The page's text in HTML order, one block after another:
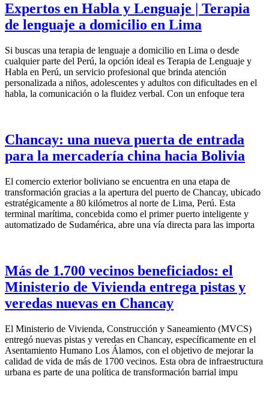
Expertos en Habla y Lenguaje | Terapia
de lenguaje a domicilio en Lima
Si buscas una terapia de lenguaje a domicilio en Lima o desde
cualquier parte del Perú, la opción ideal es Terapia de Lenguaje y
Habla en Perú, un servicio profesional que brinda atención
personalizada a niños, adolescentes y adultos con dificultades en el
habla, la comunicación o la fluidez verbal. Con un enfoque tera
Chancay: una nueva puerta de entrada
para la mercadería china hacia Bolivia
El comercio exterior boliviano se encuentra en una etapa de
transformación gracias a la apertura del puerto de Chancay, ubicado
estratégicamente a 80 kilómetros al norte de Lima, Perú. Esta
terminal marítima, concebida como el primer puerto inteligente y
automatizado de Sudamérica, abre una vía directa para las importa
Más de 1.700 vecinos beneficiados: el
Ministerio de Vivienda entrega pistas y
veredas nuevas en Chancay
El Ministerio de Vivienda, Construcción y Saneamiento (MVCS)
entregó nuevas pistas y veredas en Chancay, específicamente en el
Asentamiento Humano Los Álamos, con el objetivo de mejorar la
calidad de vida de más de 1700 vecinos. Esta obra de infraestructura
urbana es parte de una política de transformación barrial impu